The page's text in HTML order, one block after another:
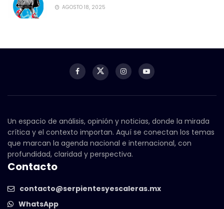
AGOSTO 18, 2025
Un espacio de análisis, opinión y noticias, donde la mirada
crítica y el contexto importan. Aquí se conectan los temas
que marcan la agenda nacional e internacional, con
profundidad, claridad y perspectiva.
Contacto
contacto@serpientesyescaleras.mx
WhatsApp